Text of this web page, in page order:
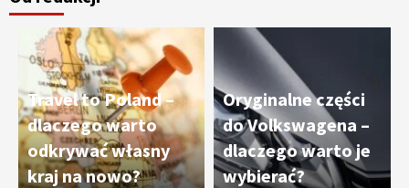
Travel to Poland –
dlaczego warto
odkrywać własny
kraj na nowo?
Oryginalne części
do Volkswagena –
dlaczego warto je
wybierać?
3
nowoczesne technologie precyzyjnej
obróbki materiałów
4
Czy sztuczna inteligencja wyprze pracę
geodety w przyszłości?